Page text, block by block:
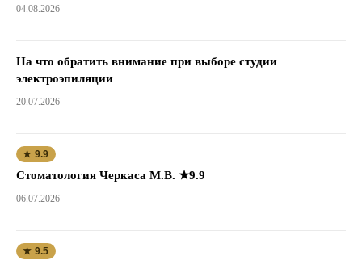
04.08.2026
На что обратить внимание при выборе студии
электроэпиляции
20.07.2026
★ 9.9
Стоматология Черкаса М.В. ★9.9
06.07.2026
★ 9.5